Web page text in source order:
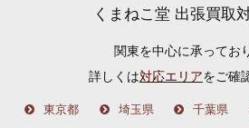
くまねこ堂 出張買取
関東を中心に承ってお
詳しくは対応エリアをご確
東京都 埼玉県 千葉県